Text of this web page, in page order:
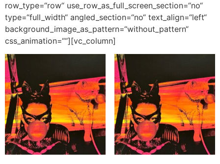
row_type=“row“ use_row_as_full_screen_section=“no“
type=“full_width“ angled_section=“no“ text_align=“left“
background_image_as_pattern=“without_pattern“
css_animation=““][vc_column]